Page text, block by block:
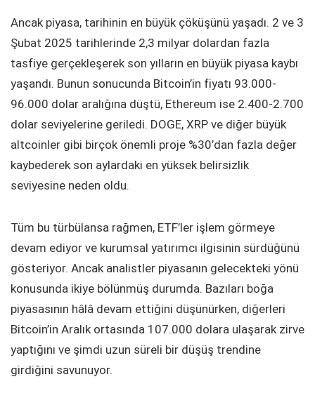
Ancak piyasa, tarihinin en büyük çöküşünü yaşadı. 2 ve 3
Şubat 2025 tarihlerinde 2,3 milyar dolardan fazla
tasfiye gerçekleşerek son yılların en büyük piyasa kaybı
yaşandı. Bunun sonucunda Bitcoin’in fiyatı 93.000-
96.000 dolar aralığına düştü, Ethereum ise 2.400-2.700
dolar seviyelerine geriledi. DOGE, XRP ve diğer büyük
altcoinler gibi birçok önemli proje %30’dan fazla değer
kaybederek son aylardaki en yüksek belirsizlik
seviyesine neden oldu.
Tüm bu türbülansa rağmen, ETF’ler işlem görmeye
devam ediyor ve kurumsal yatırımcı ilgisinin sürdüğünü
gösteriyor. Ancak analistler piyasanın gelecekteki yönü
konusunda ikiye bölünmüş durumda. Bazıları boğa
piyasasının hâlâ devam ettiğini düşünürken, diğerleri
Bitcoin’in Aralık ortasında 107.000 dolara ulaşarak zirve
yaptığını ve şimdi uzun süreli bir düşüş trendine
girdiğini savunuyor.